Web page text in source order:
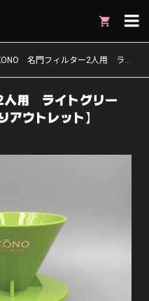

名門フィルター2人用 ライトグリーン MDN-21LG【1点限りアウトレット】
用 ライトグリー
ウトレット】